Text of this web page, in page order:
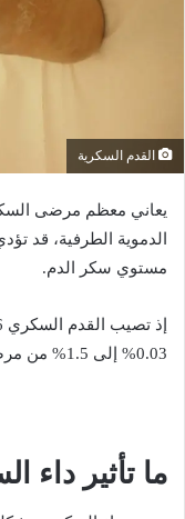
القدم السكرية
يعاني معظم مرضى
الدموية الطرفية، قد
مستوي سكر الدم.
0.03% إلى 1.5% من مرضى القدم السكرية إلى البتر.
ما تأثير داء